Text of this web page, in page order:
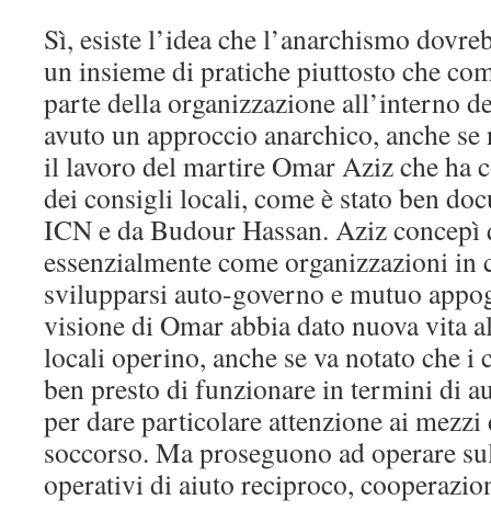
Sì, esiste l’idea che l’anarchismo
un insieme di pratiche piuttosto che
parte della organizzazione all’interno
avuto un approccio anarchico, anche
il lavoro del martire Omar Aziz che ha
dei consigli locali, come è stato ben
ICN e da Budour Hassan. Aziz
essenzialmente come organizzazioni in
svilupparsi auto-governo e mutuo
visione di Omar abbia dato nuova vita
locali operino, anche se va notato che i
ben presto di funzionare in termini di
per dare particolare attenzione ai
soccorso. Ma proseguono ad operare
operativi di aiuto reciproco,